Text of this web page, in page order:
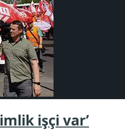
işçi var’